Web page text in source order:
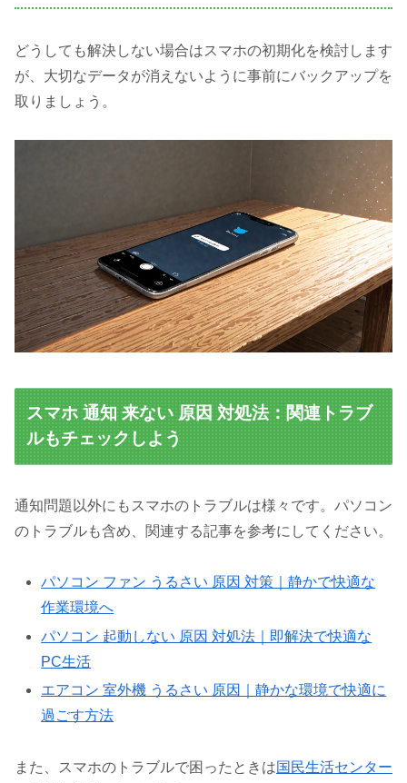
どうしても解決しない場合はスマホの初期化を検討します
が、大切なデータが消えないように事前にバックアップを
取りましょう。
スマホ 通知 来ない 原因 対処法：関連トラブ
ルもチェックしよう
通知問題以外にもスマホのトラブルは様々です。パソコン
のトラブルも含め、関連する記事を参考にしてください。
パソコン ファン うるさい 原因 対策｜静かで快適な
作業環境へ
パソコン 起動しない 原因 対処法｜即解決で快適な
PC生活
エアコン 室外機 うるさい 原因｜静かな環境で快適に
過ごす方法
また、スマホのトラブルで困ったときは国民生活センター